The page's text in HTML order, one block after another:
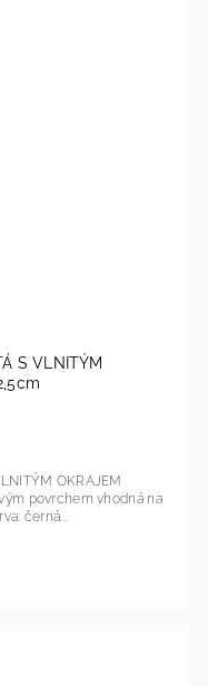
S VLNITÝM
OKRAJEM
povrchem vhodná na
Vhodné do myčky. Barva: černá...